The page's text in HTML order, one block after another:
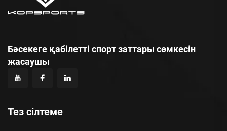
Бәсекеге қабілетті спорт заттары сөмкесін
жасаушы
Тез сілтеме